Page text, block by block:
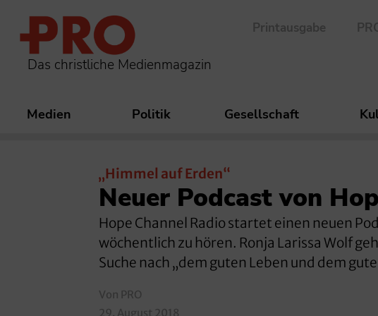
Das christliche Medienmagazin
Printausgabe
Medien Politik Gesellschaft
„Himmel auf Erden“
Neuer Podcast von
Hope Channel Radio startet einen neuen
wöchentlich zu hören. Ronja Larissa Wolf
Suche nach „dem guten Leben und dem
Von PRO
29. August 2018